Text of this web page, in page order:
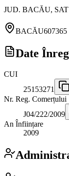
JUD. BACĂU,
BACĂU607365
Date
CUI
25153271
Nr. Reg. Comerțului
J04/222/2009
An Înființare
2009